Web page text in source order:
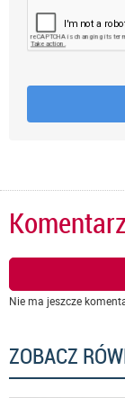
Nie ma jeszcze
ZOBACZ